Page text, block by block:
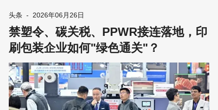
聚500+来自包装产业链上下游的企业代表及组织机构，共同探讨如
同质化竞争，开拓定制化生产的增长空间。 01论坛基本信息 论坛
全称：2026数字印刷包装创新论坛 (DPIF) 时间：2026年10月10日
地点：中国 · 上海 核心主题：聚力数字革新，智领包装未来 主办
单位：励展博览集团 02 为什么不能错过这场盛会？ 洞察全局：把
握未来5年趋势 在
头条 - 2026年06月26日
禁塑令、碳关税、PPWR接连落地，印
刷包装企业如何"绿色通关"？